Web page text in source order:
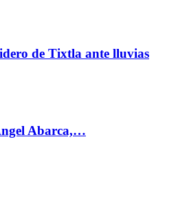
de Tixtla ante lluvias
Abarca,…